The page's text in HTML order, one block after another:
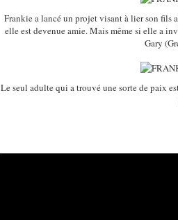
Frankie a lancé un projet visant à lier son fils
elle est devenue amie. Mais même si elle a
Gary
Le seul adulte qui a trouvé une sorte de paix